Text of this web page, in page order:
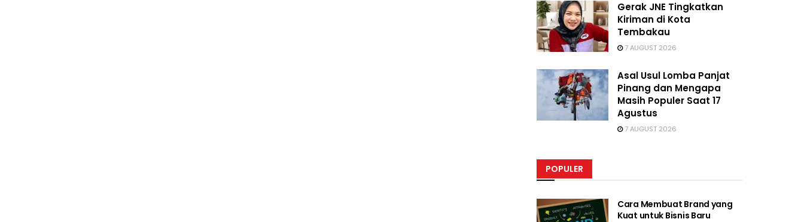
Gerak JNE Tingkatkan
Kiriman di Kota
Tembakau
7 AUGUST 2026
Asal Usul Lomba Panjat
Pinang dan Mengapa
Masih Populer Saat 17
Agustus
7 AUGUST 2026
POPULER
Cara Membuat Brand yang
Kuat untuk Bisnis Baru